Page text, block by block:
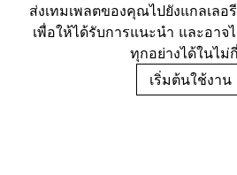
ส่งเทมเพลตของคุณไปยังแกลเลอ
เพื่อให้ได้รับการแนะนำ และอา
ทุกอย่างได้ในไม่
เริ่มต้นใช้งาน